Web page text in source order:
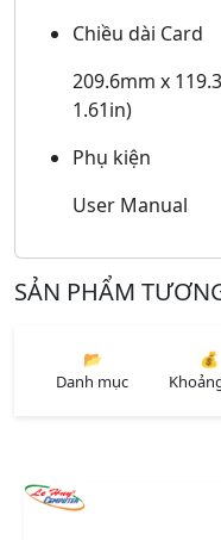
Chiều dài Card
209.6mm x
1.61in)
Phụ kiện
User Manual
SẢN PHẨM
📂
Danh mục
💰